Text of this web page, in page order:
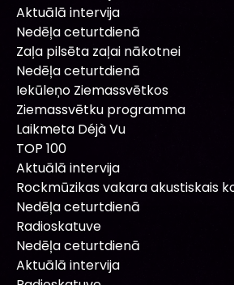
Aktuālā intervija
Nedēļa ceturtdienā
Zaļa pilsēta zaļai nākotnei
Nedēļa ceturtdienā
Iekūleņo Ziemassvētkos
Ziemassvētku programma
Laikmeta Déjà Vu
TOP 100
Aktuālā intervija
Rockmūzikas vakara akustiskais
Nedēļa ceturtdienā
Radioskatuve
Nedēļa ceturtdienā
Aktuālā intervija